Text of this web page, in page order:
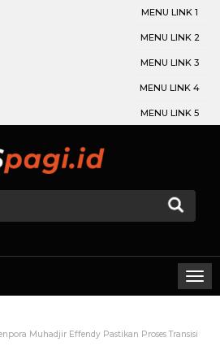
MENU LINK 1
MENU LINK 2
MENU LINK 3
MENU LINK 4
MENU LINK 5
Muhadjir Effendy Pastikan Proses Transisi